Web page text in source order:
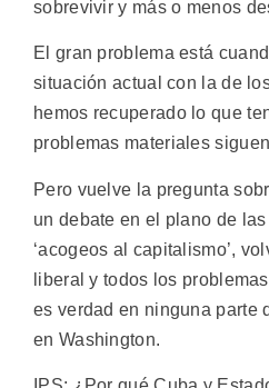
sobrevivir y más o menos
El gran problema está
situación actual con la de
hemos recuperado lo que
problemas materiales
Pero vuelve la pregunta
un debate en el plano de
‘acogeos al capitalismo’,
liberal y todos los
es verdad en ninguna parte
en Washington.